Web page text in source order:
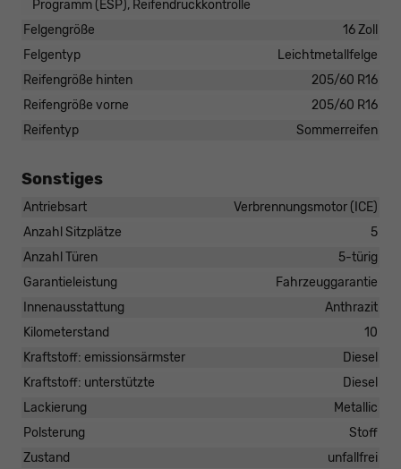
Programm (ESP), Reifendruckkontrolle
Felgengröße
16 Zoll
Felgentyp
Leichtmetallfelge
Reifengröße hinten
205/60 R16
Reifengröße vorne
205/60 R16
Reifentyp
Sommerreifen
Sonstiges
Antriebsart
Verbrennungsmotor (ICE)
Anzahl Sitzplätze
5
Anzahl Türen
5-türig
Garantieleistung
Fahrzeuggarantie
Innenausstattung
Anthrazit
Kilometerstand
10
Kraftstoff: emissionsärmster
Diesel
Kraftstoff: unterstützte
Diesel
Lackierung
Metallic
Polsterung
Stoff
Zustand
unfallfrei